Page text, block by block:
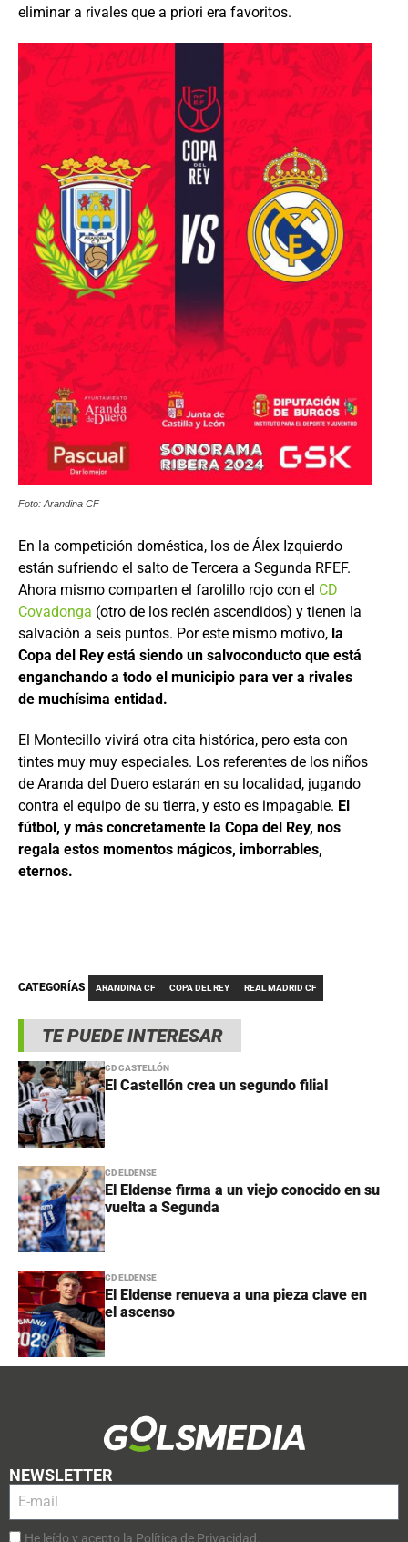
TE PUEDE INTERESAR
CD CASTELLÓN
El Castellón crea un segundo filial
CD ELDENSE
El Eldense firma a un viejo conocido en su
vuelta a Segunda
CD ELDENSE
El Eldense renueva a una pieza clave en
el ascenso
eliminar a rivales que a priori era favoritos.
Foto: Arandina CF
En la competición doméstica, los de Álex Izquierdo
están sufriendo el salto de Tercera a Segunda RFEF.
Ahora mismo comparten el farolillo rojo con el CD
Covadonga (otro de los recién ascendidos) y tienen la
salvación a seis puntos. Por este mismo motivo, la
Copa del Rey está siendo un salvoconducto que está
enganchando a todo el municipio para ver a rivales
de muchísima entidad.
El Montecillo vivirá otra cita histórica, pero esta con
tintes muy muy especiales. Los referentes de los niños
de Aranda del Duero estarán en su localidad, jugando
contra el equipo de su tierra, y esto es impagable. El
fútbol, y más concretamente la Copa del Rey, nos
regala estos momentos mágicos, imborrables,
eternos.
CATEGORÍAS ARANDINA CF COPA DEL REY REAL MADRID CF
NEWSLETTER
He leído y acepto la Política de Privacidad.